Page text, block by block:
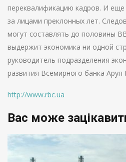
переквалификацию кадров. И
за лицами преклонных лет.
могут составлять до половины
выдержит экономика ни одной
руководитель подразделения
развития Всемирного банка Аруп
http://www.rbc.ua
Вас може